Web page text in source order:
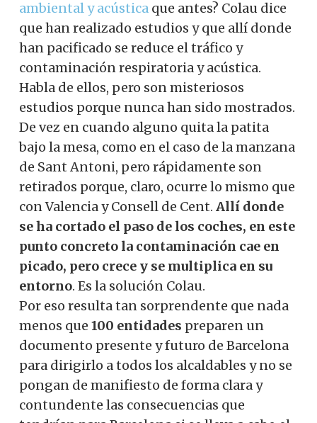
ambiental y acústica que antes? Colau dice
que han realizado estudios y que allí donde
han pacificado se reduce el tráfico y
contaminación respiratoria y acústica.
Habla de ellos, pero son misteriosos
estudios porque nunca han sido mostrados.
De vez en cuando alguno quita la patita
bajo la mesa, como en el caso de la manzana
de Sant Antoni, pero rápidamente son
retirados porque, claro, ocurre lo mismo que
con Valencia y Consell de Cent. Allí donde
se ha cortado el paso de los coches, en este
punto concreto la contaminación cae en
picado, pero crece y se multiplica en su
entorno. Es la solución Colau.
Por eso resulta tan sorprendente que nada
menos que 100 entidades preparen un
documento presente y futuro de Barcelona
para dirigirlo a todos los alcaldables y no se
pongan de manifiesto de forma clara y
contundente las consecuencias que